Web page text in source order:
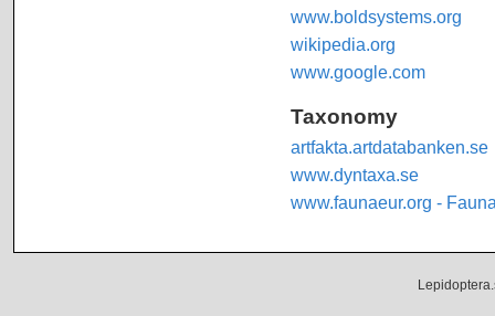
www.boldsystems.org
wikipedia.org
www.google.com
Taxonomy
artfakta.artdatabanken.se
www.dyntaxa.se
www.faunaeur.org -